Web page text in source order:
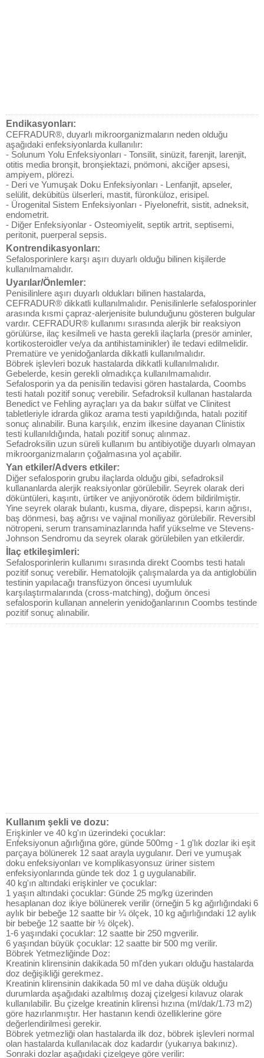
Endikasyonları:
CEFRADUR®, duyarlı mikroorganizmaların neden olduğu
aşağıdaki enfeksiyonlarda kullanılır:
- Solunum Yolu Enfeksiyonları - Tonsilit, sinüzit, farenjit, larenjit,
otitis media bronşit, bronşiektazi, pnömoni, akciğer apsesi,
ampiyem, plörezi.
- Deri ve Yumuşak Doku Enfeksiyonları - Lenfanjit, apseler,
selülit, dekübitüs ülserleri, mastit, füronküloz, erisipel.
- Ürogenital Sistem Enfeksiyonları - Piyelonefrit, sistit, adneksit,
endometrit.
- Diğer Enfeksiyonlar - Osteomiyelit, septik artrit, septisemi,
peritonit, puerperal sepsis.
Kontrendikasyonları:
Sefalosporinlere karşı aşırı duyarlı olduğu bilinen kişilerde
kullanılmamalıdır.
Uyarılar/Önlemler:
Penisilinlere aşırı duyarlı oldukları bilinen hastalarda,
CEFRADUR® dikkatli kullanılmalıdır. Penisilinlerle sefalosporinler
arasında kısmi çapraz-alerjenisite bulunduğunu gösteren bulgular
vardır. CEFRADUR® kullanımı sırasında alerjik bir reaksiyon
görülürse, ilaç kesilmeli ve hasta gerekli ilaçlarla (presör aminler,
kortikosteroidler ve/ya da antihistaminikler) ile tedavi edilmelidir.
Prematüre ve yenidoğanlarda dikkatli kullanılmalıdır.
Böbrek işlevleri bozuk hastalarda dikkatli kullanılmalıdır.
Gebelerde, kesin gerekli olmadıkça kullanılmamalıdır.
Sefalosporin ya da penisilin tedavisi gören hastalarda, Coombs
testi hatalı pozitif sonuç verebilir. Sefadroksil kullanan hastalarda
Benedict ve Fehling ayraçları ya da bakır sülfat ve Clinitest
tabletleriyle idrarda glikoz arama testi yapıldığında, hatalı pozitif
sonuç alınabilir. Buna karşılık, enzim ilkesine dayanan Clinistix
testi kullanıldığında, hatalı pozitif sonuç alınmaz.
Sefadroksilin uzun süreli kullanım bu antibiyotiğe duyarlı olmayan
mikroorganizmaların çoğalmasına yol açabilir.
Yan etkiler/Advers etkiler:
Diğer sefalosporin grubu ilaçlarda olduğu gibi, sefadroksil
kullananlarda alerjik reaksiyonlar görülebilir. Seyrek olarak deri
döküntüleri, kaşıntı, ürtiker ve anjiyonörotik ödem bildirilmiştir.
Yine seyrek olarak bulantı, kusma, diyare, dispepsi, karın ağrısı,
baş dönmesi, baş ağrısı ve vajinal moniliyaz görülebilir. Reversibl
nötropeni, serum transaminazlarında hafif yükselme ve Stevens-
Johnson Sendromu da seyrek olarak görülebilen yan etkilerdir.
İlaç etkileşimleri:
Sefalosporinlerin kullanımı sırasında direkt Coombs testi hatalı
pozitif sonuç verebilir. Hematolojik çalışmalarda ya da antiglobülin
testinin yapılacağı transfüzyon öncesi uyumluluk
karşılaştırmalarında (cross-matching), doğum öncesi
sefalosporin kullanan annelerin yenidoğanlarının Coombs testinde
pozitif sonuç alınabilir.
Kullanım şekli ve dozu:
Erişkinler ve 40 kg'ın üzerindeki çocuklar:
Enfeksiyonun ağırlığına göre, günde 500mg - 1 g'lık dozlar iki eşit
parçaya bölünerek 12 saat arayla uygulanır. Deri ve yumuşak
doku enfeksiyonları ve komplikasyonsuz üriner sistem
enfeksiyonlarında günde tek doz 1 g uygulanabilir.
40 kg'ın altındaki erişkinler ve çocuklar:
1 yaşın altındaki çocuklar: Günde 25 mg/kg üzerinden
hesaplanan doz ikiye bölünerek verilir (örneğin 5 kg ağırlığındaki 6
aylık bir bebeğe 12 saatte bir ¼ ölçek, 10 kg ağırlığındaki 12 aylık
bir bebeğe 12 saatte bir ½ ölçek).
1-6 yaşındaki çocuklar: 12 saatte bir 250 mgverilir.
6 yaşından büyük çocuklar: 12 saatte bir 500 mg verilir.
Böbrek Yetmezliğinde Doz:
Kreatinin klirensinin dakikada 50 ml'den yukarı olduğu hastalarda
doz değişikliği gerekmez.
Kreatinin klirensinin dakikada 50 ml ve daha düşük olduğu
durumlarda aşağıdaki azaltılmış dozaj çizelgesi kılavuz olarak
kullanılabilir. Bu çizelge kreatinin klirensi hızına (ml/dak/1.73 m2)
göre hazırlanmıştır. Her hastanın kendi özelliklerine göre
değerlendirilmesi gerekir.
Böbrek yetmezliği olan hastalarda ilk doz, böbrek işlevleri normal
olan hastalarda kullanılacak doz kadardır (yukarıya bakınız).
Sonraki dozlar aşağıdaki çizelgeye göre verilir: